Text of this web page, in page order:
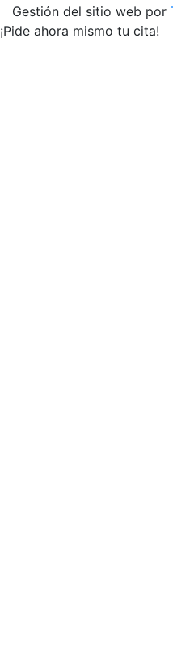
Gestión del sitio web por
¡Pide ahora mismo tu cita!